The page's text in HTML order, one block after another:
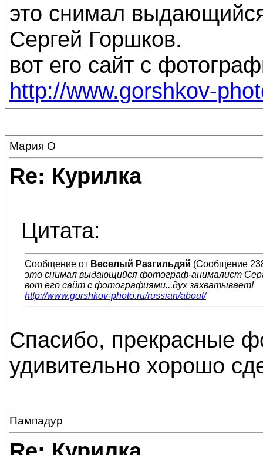
это снимал
Сергей Горшков.
вот его сайт с
http://www.gorshkov-
Мария О
Re: Курилка
Цитата:
Сообщение от Веселый Разгильдяй (Сообщение
это снимал выдающийся фотограф-анималист
вот его сайт с фотографиями...дух захватывает!
http://www.gorshkov-photo.ru/russian/about/
Спасибо, прекрасные
удивительно хорошо
Пампадур